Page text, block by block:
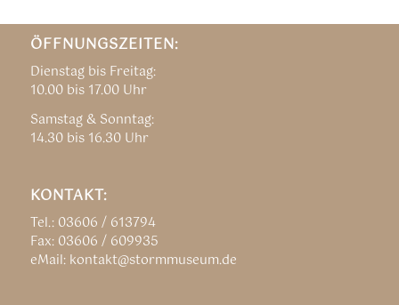
ÖFFNUNGSZEITEN:
Dienstag bis Freitag:
10.00 bis 17.00 Uhr
Samstag & Sonntag:
14.30 bis 16.30 Uhr
KONTAKT:
Tel.: 03606 / 613794
Fax: 03606 / 609935
eMail: kontakt@stormmuseum.de